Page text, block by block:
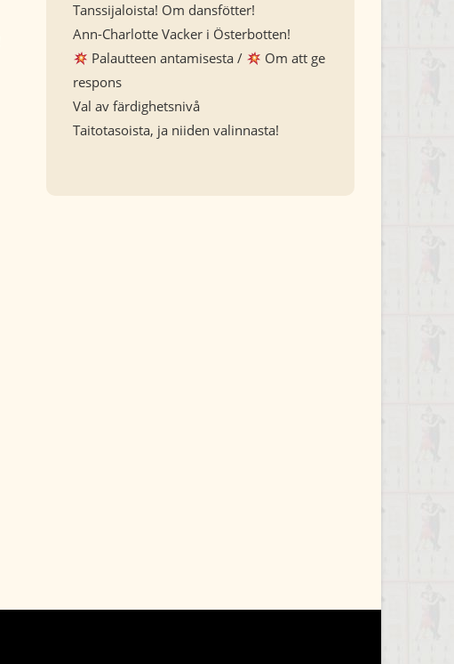
Tanssijaloista! Om dansfötter!
Ann-Charlotte Vacker i Österbotten!
Palautteen antamisesta /
Om att ge
respons
Val av färdighetsnivå
Taitotasoista, ja niiden valinnasta!